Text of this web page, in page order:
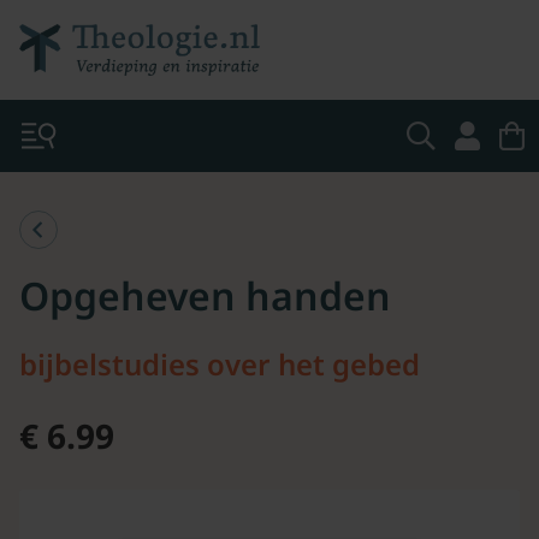
Opgeheven handen
bijbelstudies over het gebed
€ 6.99